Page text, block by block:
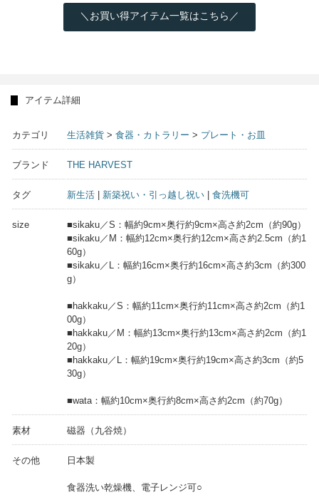
＼お買い得アイテム一覧はこちら／
アイテム詳細
カテゴリ 生活雑貨 > 食器・カトラリー > プレート・お皿
ブランド THE HARVEST
タグ 新生活 | 新築祝い・引っ越し祝い | 食洗機可
size
■sikaku／S：幅約9cm×奥行約9cm×高さ約2cm（約90g）
■sikaku／M：幅約12cm×奥行約12cm×高さ約2.5cm（約1
60g）
■sikaku／L：幅約16cm×奥行約16cm×高さ約3cm（約300
g）
■hakkaku／S：幅約11cm×奥行約11cm×高さ約2cm（約1
00g）
■hakkaku／M：幅約13cm×奥行約13cm×高さ約2cm（約1
20g）
■hakkaku／L：幅約19cm×奥行約19cm×高さ約3cm（約5
30g）
■wata：幅約10cm×奥行約8cm×高さ約2cm（約70g）
素材 磁器（九谷焼）
その他 日本製
食器洗い乾燥機、電子レンジ可○